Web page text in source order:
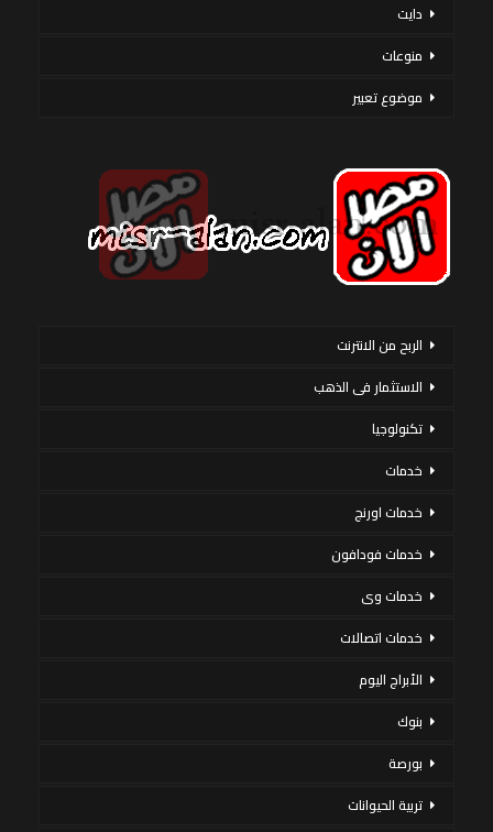
دايت
منوعات
موضوع تعبير
الربح من الانترنت
الاستثمار فى الذهب
تكنولوجيا
خدمات
خدمات اورنج
خدمات فودافون
خدمات وى
خدمات اتصالات
الأبراج اليوم
بنوك
بورصة
تربية الحيوانات